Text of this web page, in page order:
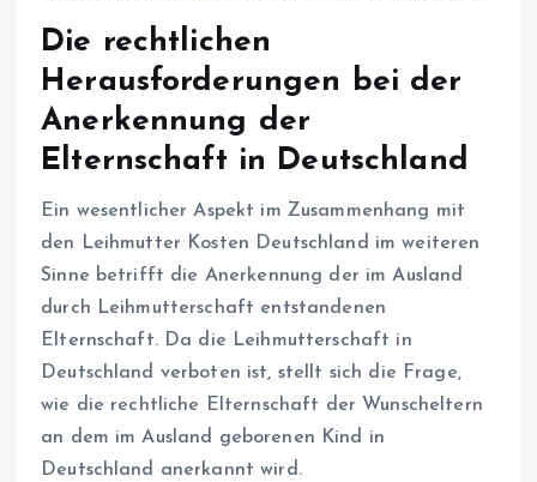
Die rechtlichen
Herausforderungen bei der
Anerkennung der
Elternschaft in Deutschland
Ein wesentlicher Aspekt im Zusammenhang mit
den Leihmutter Kosten Deutschland im weiteren
Sinne betrifft die Anerkennung der im Ausland
durch Leihmutterschaft entstandenen
Elternschaft. Da die Leihmutterschaft in
Deutschland verboten ist, stellt sich die Frage,
wie die rechtliche Elternschaft der Wunscheltern
an dem im Ausland geborenen Kind in
Deutschland anerkannt wird.